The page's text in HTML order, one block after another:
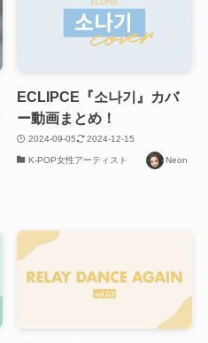
ECLIPCE『소나기』カバ
ー動画まとめ！
2024-09-05 2024-12-15
K-POP女性アーティスト Neon